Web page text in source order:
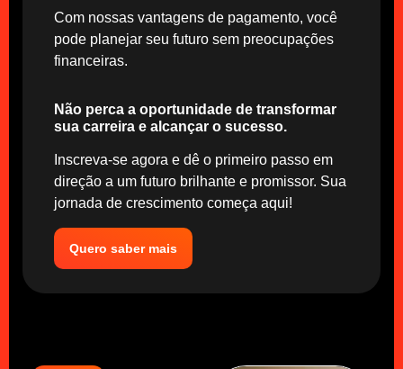
Com nossas vantagens de pagamento, você
pode planejar seu futuro sem preocupações
financeiras.
Não perca a oportunidade de transformar
sua carreira e alcançar o sucesso.
Inscreva-se agora e dê o primeiro passo em
direção a um futuro brilhante e promissor. Sua
jornada de crescimento começa aqui!
Quero saber mais